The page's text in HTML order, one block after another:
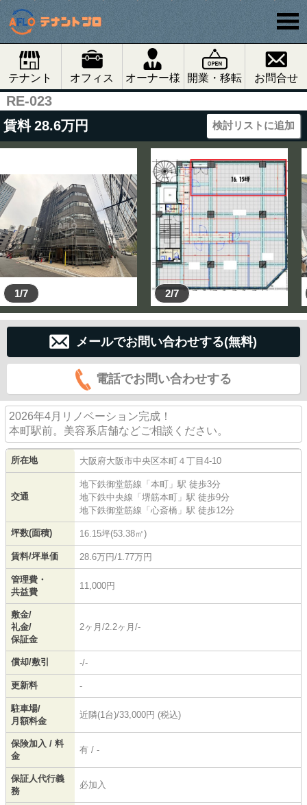
テナント オフィス オーナー様 開業・移転 お問合せ
RE-023
賃料 28.6万円 検討リストに追加
1/7 2/7
メールでお問い合わせする(無料)
電話でお問い合わせする
2026年4月リノベーション完成！
本町駅前。美容系店舗などご相談ください。
所在地 大阪府大阪市中央区本町 ４丁目4-10
交通
地下鉄御堂筋線 「本町 」駅 徒歩3分
地下鉄中央線 「堺筋本町 」駅 徒歩9分
地下鉄御堂筋線 「心斎橋 」駅 徒歩12分
坪数(面積) 16.15坪(53.38㎡)
賃料/坪単価 28.6万円/1.77万円
管理費・
共益費
11,000円
敷金/
礼金/
保証金
2ヶ月/2.2ヶ月/-
償却/敷引 -/-
更新料 -
駐車場/
月額料金
近隣(1台)/33,000円 (税込)
保険加入 / 料
金
有 / -
保証人代行義
務
必加入